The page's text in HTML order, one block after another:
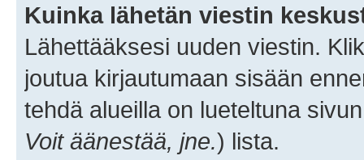
Kuinka lähetän viestin
Lähettääksesi uuden viestin.
joutua kirjautumaan sisään
tehdä alueilla on lueteltuna
Voit äänestää, jne.) lista.